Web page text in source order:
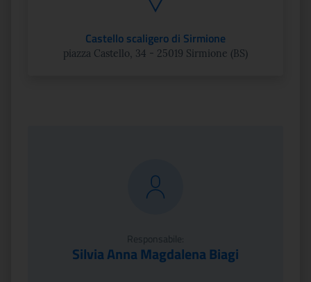
Castello scaligero di Sirmione
piazza Castello, 34 - 25019 Sirmione (BS)
Responsabile:
Silvia Anna Magdalena Biagi